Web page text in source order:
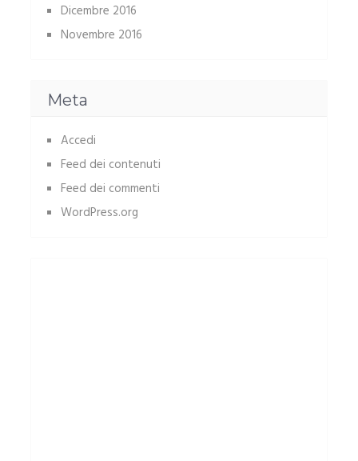
Dicembre 2016
Novembre 2016
Meta
Accedi
Feed dei contenuti
Feed dei commenti
WordPress.org